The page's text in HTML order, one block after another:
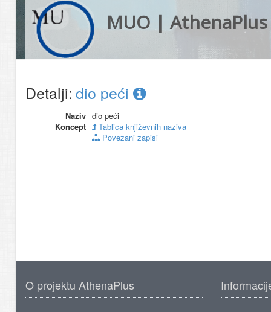
MUO | AthenaPlus
Detalji:dio peći
Naziv dio peći
Koncept
Tablica književnih naziva
Povezani zapisi
O projektu AthenaPlus